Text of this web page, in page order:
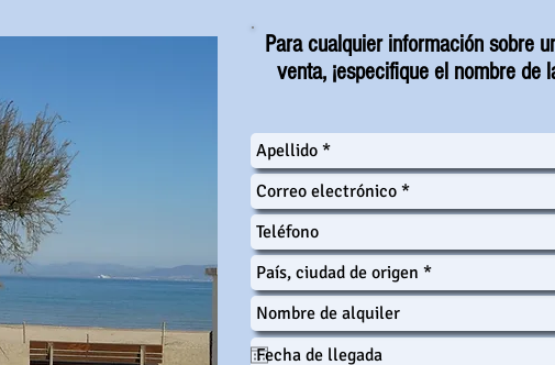
Para cualquier información sobre
venta, ¡especifique el nombre de